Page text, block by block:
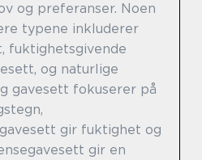
og preferanser. Noen
typene inkluderer
fuktighetsgivende
og naturlige
gavesett fokuserer på
gir fuktighet og
gir en